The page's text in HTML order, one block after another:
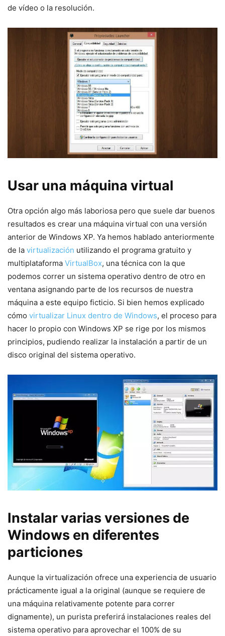
de vídeo o la resolución.
Usar una máquina virtual
Otra opción algo más laboriosa pero que suele dar buenos
resultados es crear una máquina virtual con una versión
anterior de Windows XP. Ya hemos hablado anteriormente
de la virtualización utilizando el programa gratuito y
multiplataforma VirtualBox, una técnica con la que
podemos correr un sistema operativo dentro de otro en
ventana asignando parte de los recursos de nuestra
máquina a este equipo ficticio. Si bien hemos explicado
cómo virtualizar Linux dentro de Windows, el proceso para
hacer lo propio con Windows XP se rige por los mismos
principios, pudiendo realizar la instalación a partir de un
disco original del sistema operativo.
Instalar varias versiones de
Windows en diferentes
particiones
Aunque la virtualización ofrece una experiencia de usuario
prácticamente igual a la original (aunque se requiere de
una máquina relativamente potente para correr
dignamente), un purista preferirá instalaciones reales del
sistema operativo para aprovechar el 100% de su